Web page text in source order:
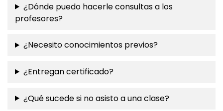
¿Dónde puedo hacerle consultas a los
profesores?
¿Necesito conocimientos previos?
¿Entregan certificado?
¿Qué sucede si no asisto a una clase?